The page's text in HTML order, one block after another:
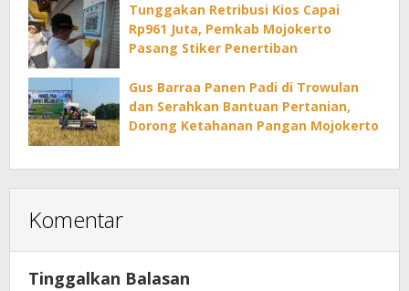
Tunggakan Retribusi Kios Capai
Rp961 Juta, Pemkab Mojokerto
Pasang Stiker Penertiban
Gus Barraa Panen Padi di Trowulan
dan Serahkan Bantuan Pertanian,
Dorong Ketahanan Pangan Mojokerto
Komentar
Tinggalkan Balasan